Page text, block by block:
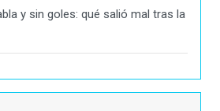
y sin goles: qué salió mal tras la